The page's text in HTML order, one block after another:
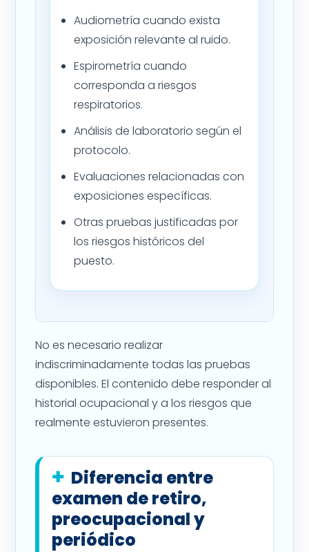
Audiometría cuando exista
exposición relevante al ruido.
Espirometría cuando
corresponda a riesgos
respiratorios.
Análisis de laboratorio según el
protocolo.
Evaluaciones relacionadas con
exposiciones específicas.
Otras pruebas justificadas por
los riesgos históricos del
puesto.
No es necesario realizar
indiscriminadamente todas las pruebas
disponibles. El contenido debe responder al
historial ocupacional y a los riesgos que
realmente estuvieron presentes.
Diferencia entre
examen de retiro,
preocupacional y
periódico